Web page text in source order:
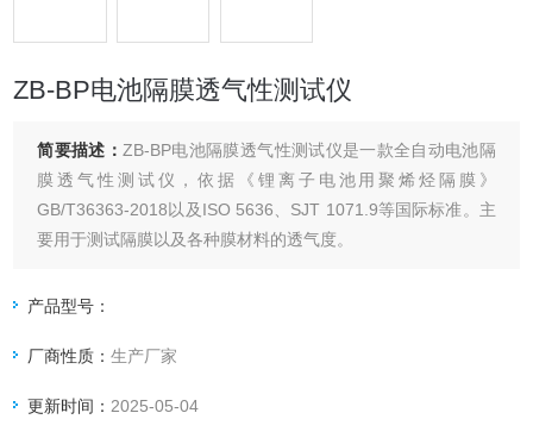
ZB-BP电池隔膜透气性测试仪
简要描述： ZB-BP电池隔膜透气性测试仪是一款全自动电池隔
膜透气性测试仪，依据《锂离子电池用聚烯烃隔膜》
GB/T36363-2018以及ISO 5636、SJT 1071.9等国际标准。主
要用于测试隔膜以及各种膜材料的透气度。
产品型号：
厂商性质：生产厂家
更新时间： 2025-05-04